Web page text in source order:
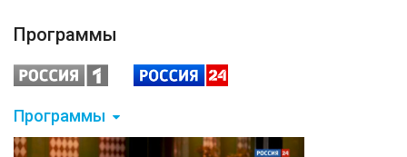
Программы
Программы